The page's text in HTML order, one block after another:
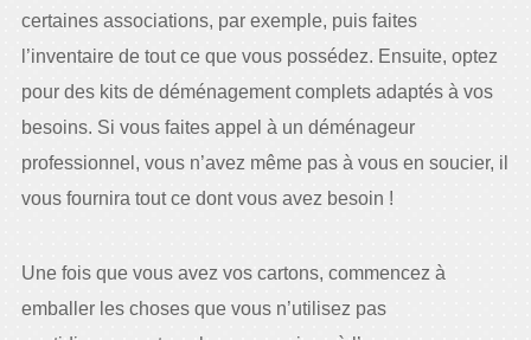
certaines associations, par exemple, puis faites
l’inventaire de tout ce que vous possédez. Ensuite, optez
pour des kits de déménagement complets adaptés à vos
besoins. Si vous faites appel à un déménageur
professionnel, vous n’avez même pas à vous en soucier, il
vous fournira tout ce dont vous avez besoin !
Une fois que vous avez vos cartons, commencez à
emballer les choses que vous n’utilisez pas